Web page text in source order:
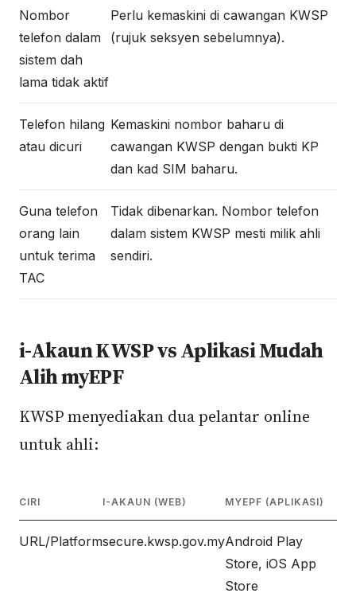
Nombor
telefon dalam
sistem dah
lama tidak aktif
Perlu kemaskini di cawangan KWSP
(rujuk seksyen sebelumnya).
Telefon hilang
atau dicuri
Kemaskini nombor baharu di
cawangan KWSP dengan bukti KP
dan kad SIM baharu.
Guna telefon
orang lain
untuk terima
TAC
Tidak dibenarkan. Nombor telefon
dalam sistem KWSP mesti milik ahli
sendiri.
i-Akaun KWSP vs Aplikasi Mudah
Alih myEPF
KWSP menyediakan dua pelantar online
untuk ahli:
CIRI I-AKAUN (WEB) MYEPF (APLIKASI)
URL/Platformsecure.kwsp.gov.myAndroid Play
Store, iOS App
Store